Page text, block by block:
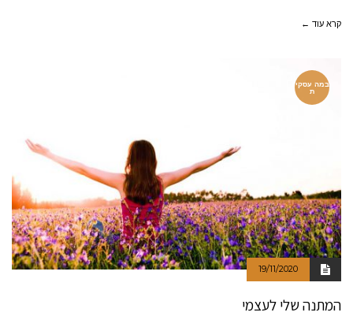
קרא עוד ←
במה עסקי
ת
19/11/2020
המתנה שלי לעצמי